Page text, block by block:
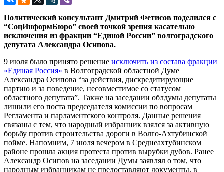
Политический консультант Дмитрий Фетисов поделился с
“СоцИнформБюро” своей точкой зрения касательно
исключения из фракции “Единой России” волгоградского
депутата Александра Осипова.
9 июля было принято решение исключить из состава фракции
«Единая Россия» в Волгоградской областной Думе
Александра Осипова “за действия, дискредитирующие
партию и за поведение, несовместимое со статусом
областного депутата”. Также на заседании облдумы депутаты
лишили его поста председателя комиссии по вопросам
Регламента и парламентского контроля. Данные решения
связаны с тем, что народный избранник взялся за активную
борьбу против строительства дороги в Волго-Ахтубинской
пойме. Напомним, 7 июля вечером в Среднеахтубинском
районе прошла акция протеста против вырубки дубов. Ранее
Александр Осипов на заседании Думы заявлял о том, что
народным избранникам не предоставляют документы, в